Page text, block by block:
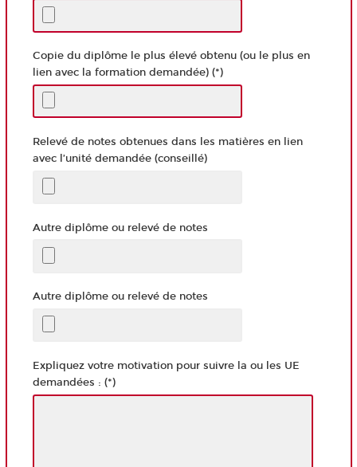
Copie du diplôme le plus élevé obtenu (ou le plus en
lien avec la formation demandée) (*)
Relevé de notes obtenues dans les matières en lien
avec l’unité demandée (conseillé)
Autre diplôme ou relevé de notes
Autre diplôme ou relevé de notes
Expliquez votre motivation pour suivre la ou les UE
demandées : (*)